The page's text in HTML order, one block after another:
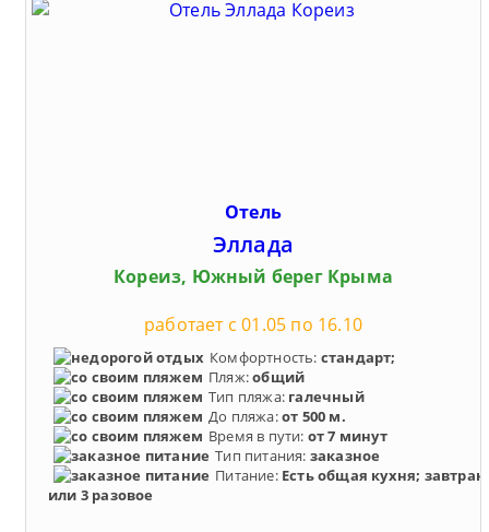
Отель
Эллада
Кореиз, Южный берег Крыма
работает с 01.05 по 16.10
Комфортность: стандарт;
Пляж:общий
Тип пляжа: галечный
До пляжа:от 500 м.
Время в пути: от 7 минут
Тип питания: заказное
Питание:Есть общая кухня; завтрак
или 3 разовое